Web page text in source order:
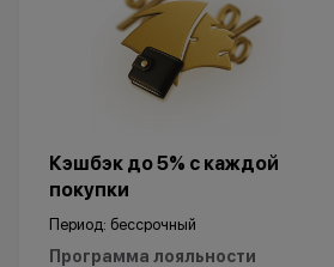
Кэшбэк до 5% с каждой
покупки
Период: бессрочный
Программа лояльности